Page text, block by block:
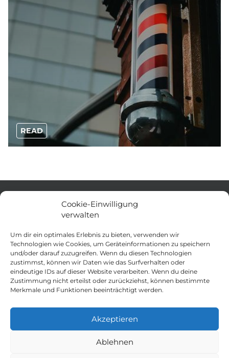
Cookie-Einwilligung
verwalten
Um dir ein optimales Erlebnis zu bieten, verwenden wir
Technologien wie Cookies, um Geräteinformationen zu speichern
und/oder darauf zuzugreifen. Wenn du diesen Technologien
zustimmst, können wir Daten wie das Surfverhalten oder
eindeutige IDs auf dieser Website verarbeiten. Wenn du deine
Zustimmung nicht erteilst oder zurückziehst, können bestimmte
Merkmale und Funktionen beeinträchtigt werden.
Akzeptieren
Ablehnen
READ
Kontakt
Einzelhändler
Rasierpickel
Versand & Rücksendung
Blog
Newsletter
Cookie Policy (EU)
Privacy Statement (EU)